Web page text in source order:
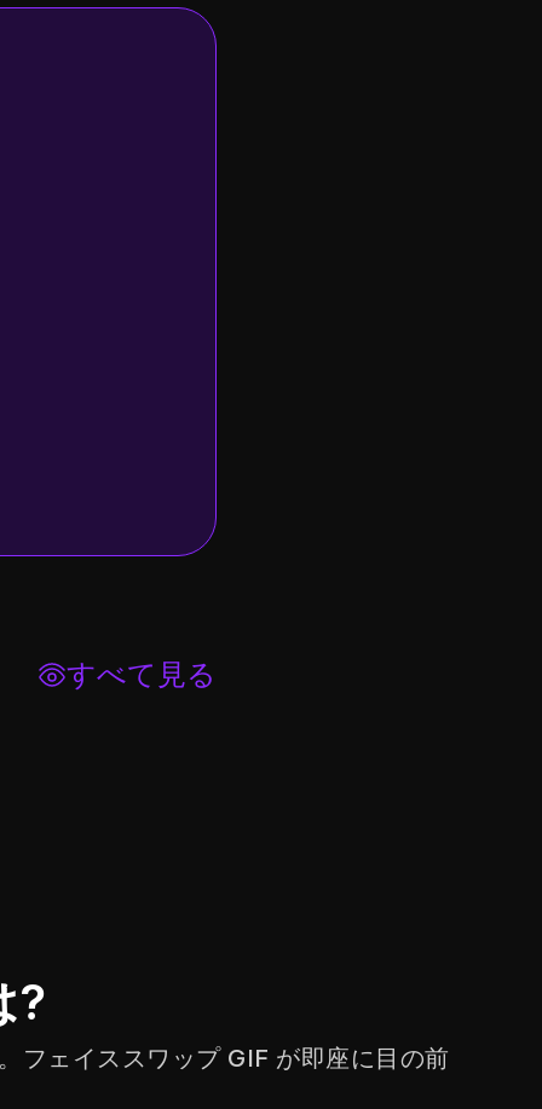
すべて見る
?
フェイススワップ GIF が即座に目の前